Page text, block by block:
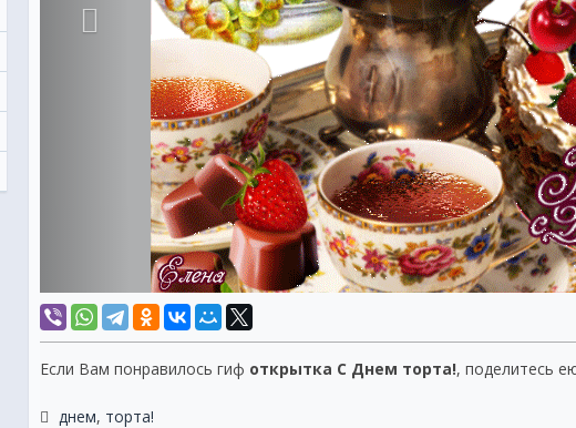
Если Вам понравилось гиф открытка С Днем торта!, поделитесь
днем, торта!